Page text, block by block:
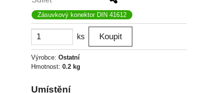
Zásuvkový konektor DIN 41612
ks
Výrobce: Ostatní
Hmotnost: 0.2 kg
Umístění